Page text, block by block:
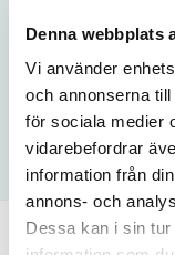
Denna webbplats
Vi använder
och annonserna
för sociala medier
vidarebefordrar
information från
annons- och
Dessa kan i sin
LÄS VIDARE